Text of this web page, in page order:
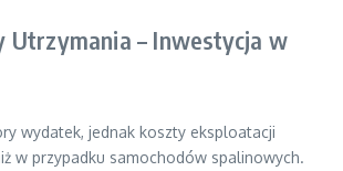
Utrzymania – Inwestycja w
wydatek, jednak koszty eksploatacji
w przypadku samochodów spalinowych.